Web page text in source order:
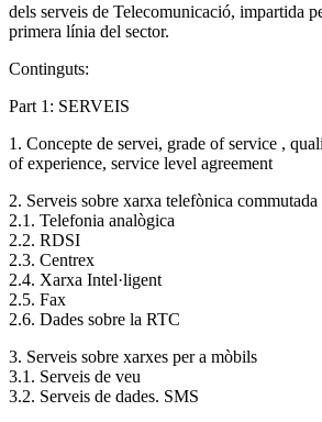
dels serveis de Telecomunicació, impartida
primera línia del sector.
Continguts:
Part 1: SERVEIS
1. Concepte de servei, grade of service ,
of experience, service level agreement
2. Serveis sobre xarxa telefònica commutada
2.1. Telefonia analògica
2.2. RDSI
2.3. Centrex
2.4. Xarxa Intel·ligent
2.5. Fax
2.6. Dades sobre la RTC
3. Serveis sobre xarxes per a mòbils
3.1. Serveis de veu
3.2. Serveis de dades. SMS